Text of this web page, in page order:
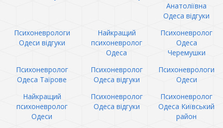
Анатоліївна
Одеса відгуки
Психоневрологи
Одеси відгуки
Найкращий
психоневролог
Одеса
Психоневролог
Одеса
Черемушки
Психоневролог
Одеса Таїрове
Психоневролог
Одеса відгуки
Психоневрологи
Одеси
Найкращий
психоневролог
Одеси
Психоневролог
Одеса відгуки
Психоневролог
Одеса Київський
район